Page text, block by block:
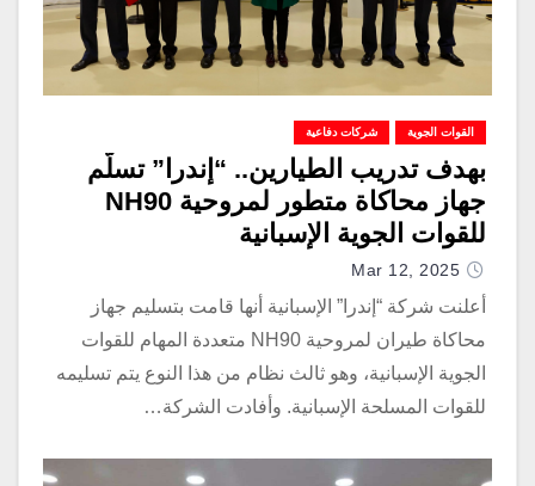
القوات الجوية شركات دفاعية
بهدف تدريب الطيارين.. “إندرا” تسلّم
جهاز محاكاة متطور لمروحية NH90
للقوات الجوية الإسبانية
Mar 12, 2025
أعلنت شركة “إندرا” الإسبانية أنها قامت بتسليم جهاز
محاكاة طيران لمروحية NH90 متعددة المهام للقوات
الجوية الإسبانية، وهو ثالث نظام من هذا النوع يتم تسليمه
للقوات المسلحة الإسبانية. وأفادت الشركة…